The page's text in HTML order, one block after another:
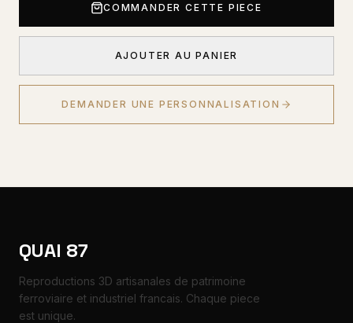
COMMANDER CETTE PIECE
AJOUTER AU PANIER
DEMANDER UNE PERSONNALISATION
QUAI 87
Reproductions 3D artisanales de patrimoine
ferroviaire et industriel francais. Chaque piece
est unique.